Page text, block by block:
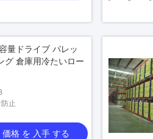
量ドライブ パレッ
グ 倉庫用冷たいロー
腐食防止
格 を 入手 する